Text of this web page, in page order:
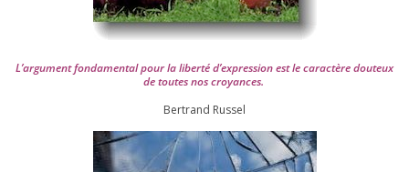
L’argument fon­da­men­tal pour la liber­té d’expression est le carac­tère dou­teux
de toutes nos croyances.
Ber­trand Russel